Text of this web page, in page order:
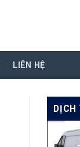
LIÊN HỆ
DỊCH